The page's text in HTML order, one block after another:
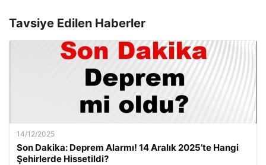
Tavsiye Edilen Haberler
14/12/2025
Son Dakika: Deprem Alarmı! 14 Aralık 2025’te Hangi
Şehirlerde Hissetildi?